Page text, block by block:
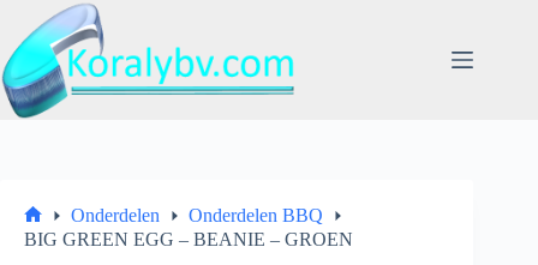
naar
de
inhoud
Home
Onderdelen
Onderdelen BBQ
BIG GREEN EGG – BEANIE – GROEN